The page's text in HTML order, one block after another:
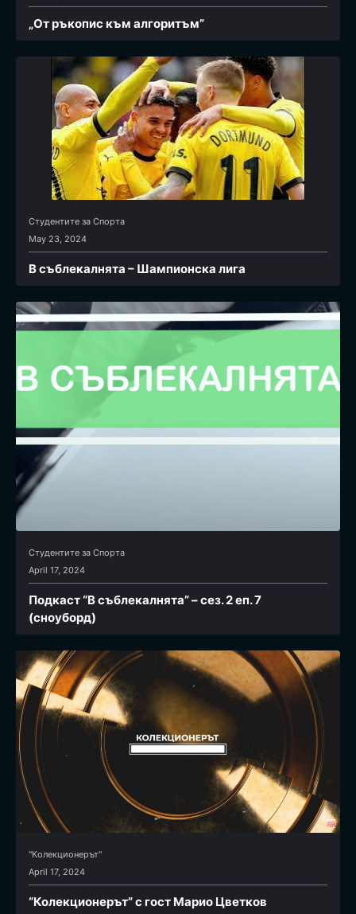
„От ръкопис към алгоритъм”
Студентите за Спортa
May 23, 2024
В съблекалнята – Шампионска лига
Студентите за Спортa
April 17, 2024
Подкаст “В съблекалнята” – сез. 2 еп. 7
(сноуборд)
"Колекционерът"
April 17, 2024
“Колекционерът” с гост Марио Цветков